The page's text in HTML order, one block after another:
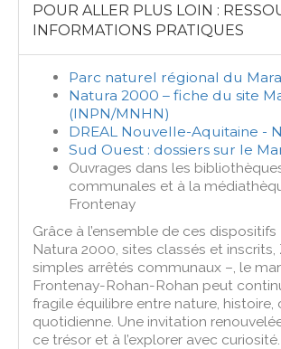
POUR ALLER PLUS LOIN :
INFORMATIONS PRATIQUES
Parc naturel régional du
Natura 2000 – fiche du site
(INPN/MNHN)
DREAL Nouvelle-Aquitaine -
Sud Ouest : dossiers sur le
Ouvrages dans les
communales et à la
Frontenay
Grâce à l’ensemble de ces dispositifs
Natura 2000, sites classés et inscrits,
simples arrêtés communaux –, le
Frontenay-Rohan-Rohan peut
fragile équilibre entre nature, histoire,
quotidienne. Une invitation
ce trésor et à l’explorer avec curiosité.